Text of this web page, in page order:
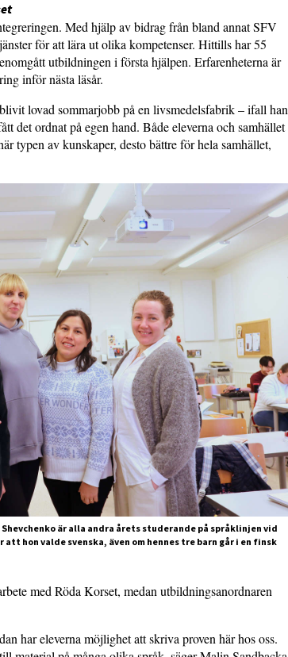
Med hjälp av bidrag från bland annat SFV
för att lära ut olika kompetenser. Hittills har 55
utbildningen i första hjälpen. Erfarenheterna är
inför nästa läsår.
lovad sommarjobb på en livsmedelsfabrik – ifall han
det ordnat på egen hand. Både eleverna och samhället
typen av kunskaper, desto bättre för hela samhället,
Shevchenko är alla andra årets studerande på språklinjen vid
att hon valde svenska, även om hennes tre barn går i en finsk
med Röda Korset, medan utbildningsanordnaren
har eleverna möjlighet att skriva proven här hos oss.